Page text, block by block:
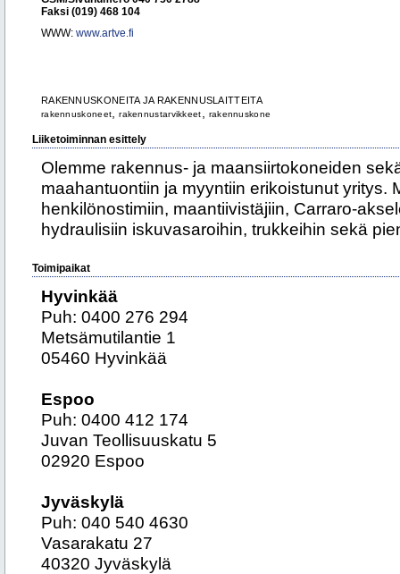
Faksi (019) 468 104
WWW: www.artve.fi
RAKENNUSKONEITA JA RAKENNUSLAITTEITA
rakennuskoneet ,rakennustarvikkeet rakennuskone
Liiketoiminnan esittely
Olemme rakennus- ja maansiirtokoneiden
maahantuontiin ja myyntiin erikoistunut yritys.
henkilönostimiin, maantiivistäjiin, Carraro-
hydraulisiin iskuvasaroihin, trukkeihin sekä
Toimipaikat
Hyvinkää
Puh: 0400 276 294
Metsämutilantie 1
05460 Hyvinkää
Espoo
Puh: 0400 412 174
Juvan Teollisuuskatu 5
02920 Espoo
Jyväskylä
Puh: 040 540 4630
Vasarakatu 27
40320 Jyväskylä